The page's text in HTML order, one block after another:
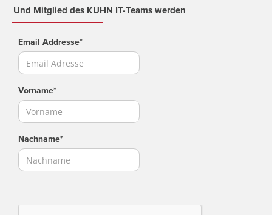
Und Mitglied des KUHN IT-Teams werden
Email Addresse*
Vorname*
Nachname*